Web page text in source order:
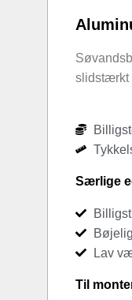
slidstærkt
Særlige
Bøjelig
Lav
Til